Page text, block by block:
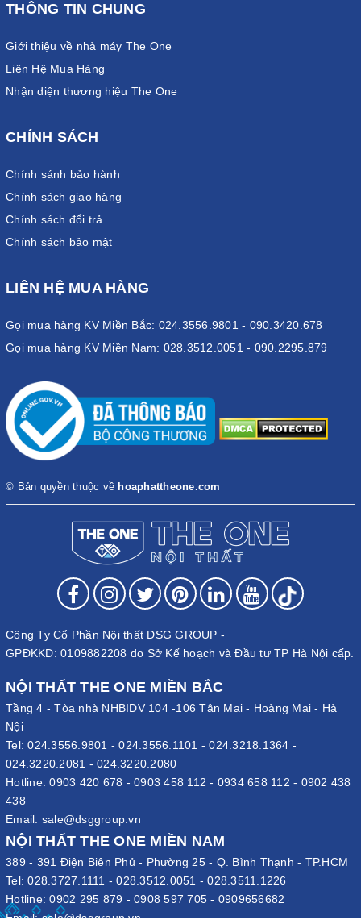
THÔNG TIN CHUNG
Giới thiệu về nhà máy The One
Liên Hệ Mua Hàng
Nhận diện thương hiệu The One
CHÍNH SÁCH
Chính sánh bảo hành
Chính sách giao hàng
Chính sách đổi trả
Chính sách bảo mật
LIÊN HỆ MUA HÀNG
Gọi mua hàng KV Miền Bắc: 024.3556.9801 - 090.3420.678
Gọi mua hàng KV Miền Nam: 028.3512.0051 - 090.2295.879
© Bản quyền thuộc về hoaphattheone.com
Công Ty Cổ Phần Nội thất DSG GROUP -
GPĐKKD: 0109882208 do Sở Kế hoạch và Đầu tư TP Hà Nội cấp.
NỘI THẤT THE ONE MIỀN BẮC
Tầng 4 - Tòa nhà NHBIDV 104 -106 Tân Mai - Hoàng Mai - Hà
Nội
Tel:024.3556.9801 -024.3556.1101 -024.3218.1364 -
024.3220.2081 - 024.3220.2080
Hotline:0903 420 678 - 0903 458 112 - 0934 658 112 - 0902 438
438
Email: sale@dsggroup.vn
NỘI THẤT THE ONE MIỀN NAM
389 - 391 Điện Biên Phủ - Phường 25 - Q. Bình Thạnh - TP.HCM
Tel:028.3727.1111 -028.3512.0051 -028.3511.1226
Hotline:0902 295 879 - 0908 597 705 - 0909656682
Email:sale@dsggroup.vn